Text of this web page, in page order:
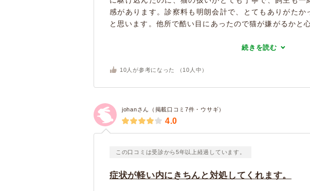
感があります。診察料も明朗会計で、とてもありがた
と思います。他所で酷い目にあったので猫が嫌がるかと
続きを読む
10 人が参考になった （ 10 人中）
johanさん（掲載口コミ7件・ウサギ）
4.0
この口コミは受診から5年以上経過しています。
症状が軽い内にきちんと対処してくれます。